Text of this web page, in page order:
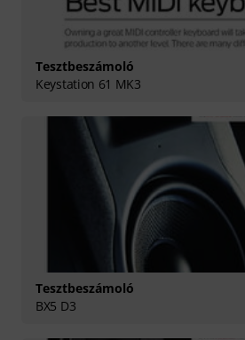
Tesztbeszámoló
Keystation 61 MK3
Tesztbeszámoló
BX5 D3